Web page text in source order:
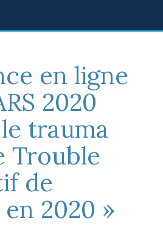
en ligne
2020
trauma
Trouble
de
2020 »